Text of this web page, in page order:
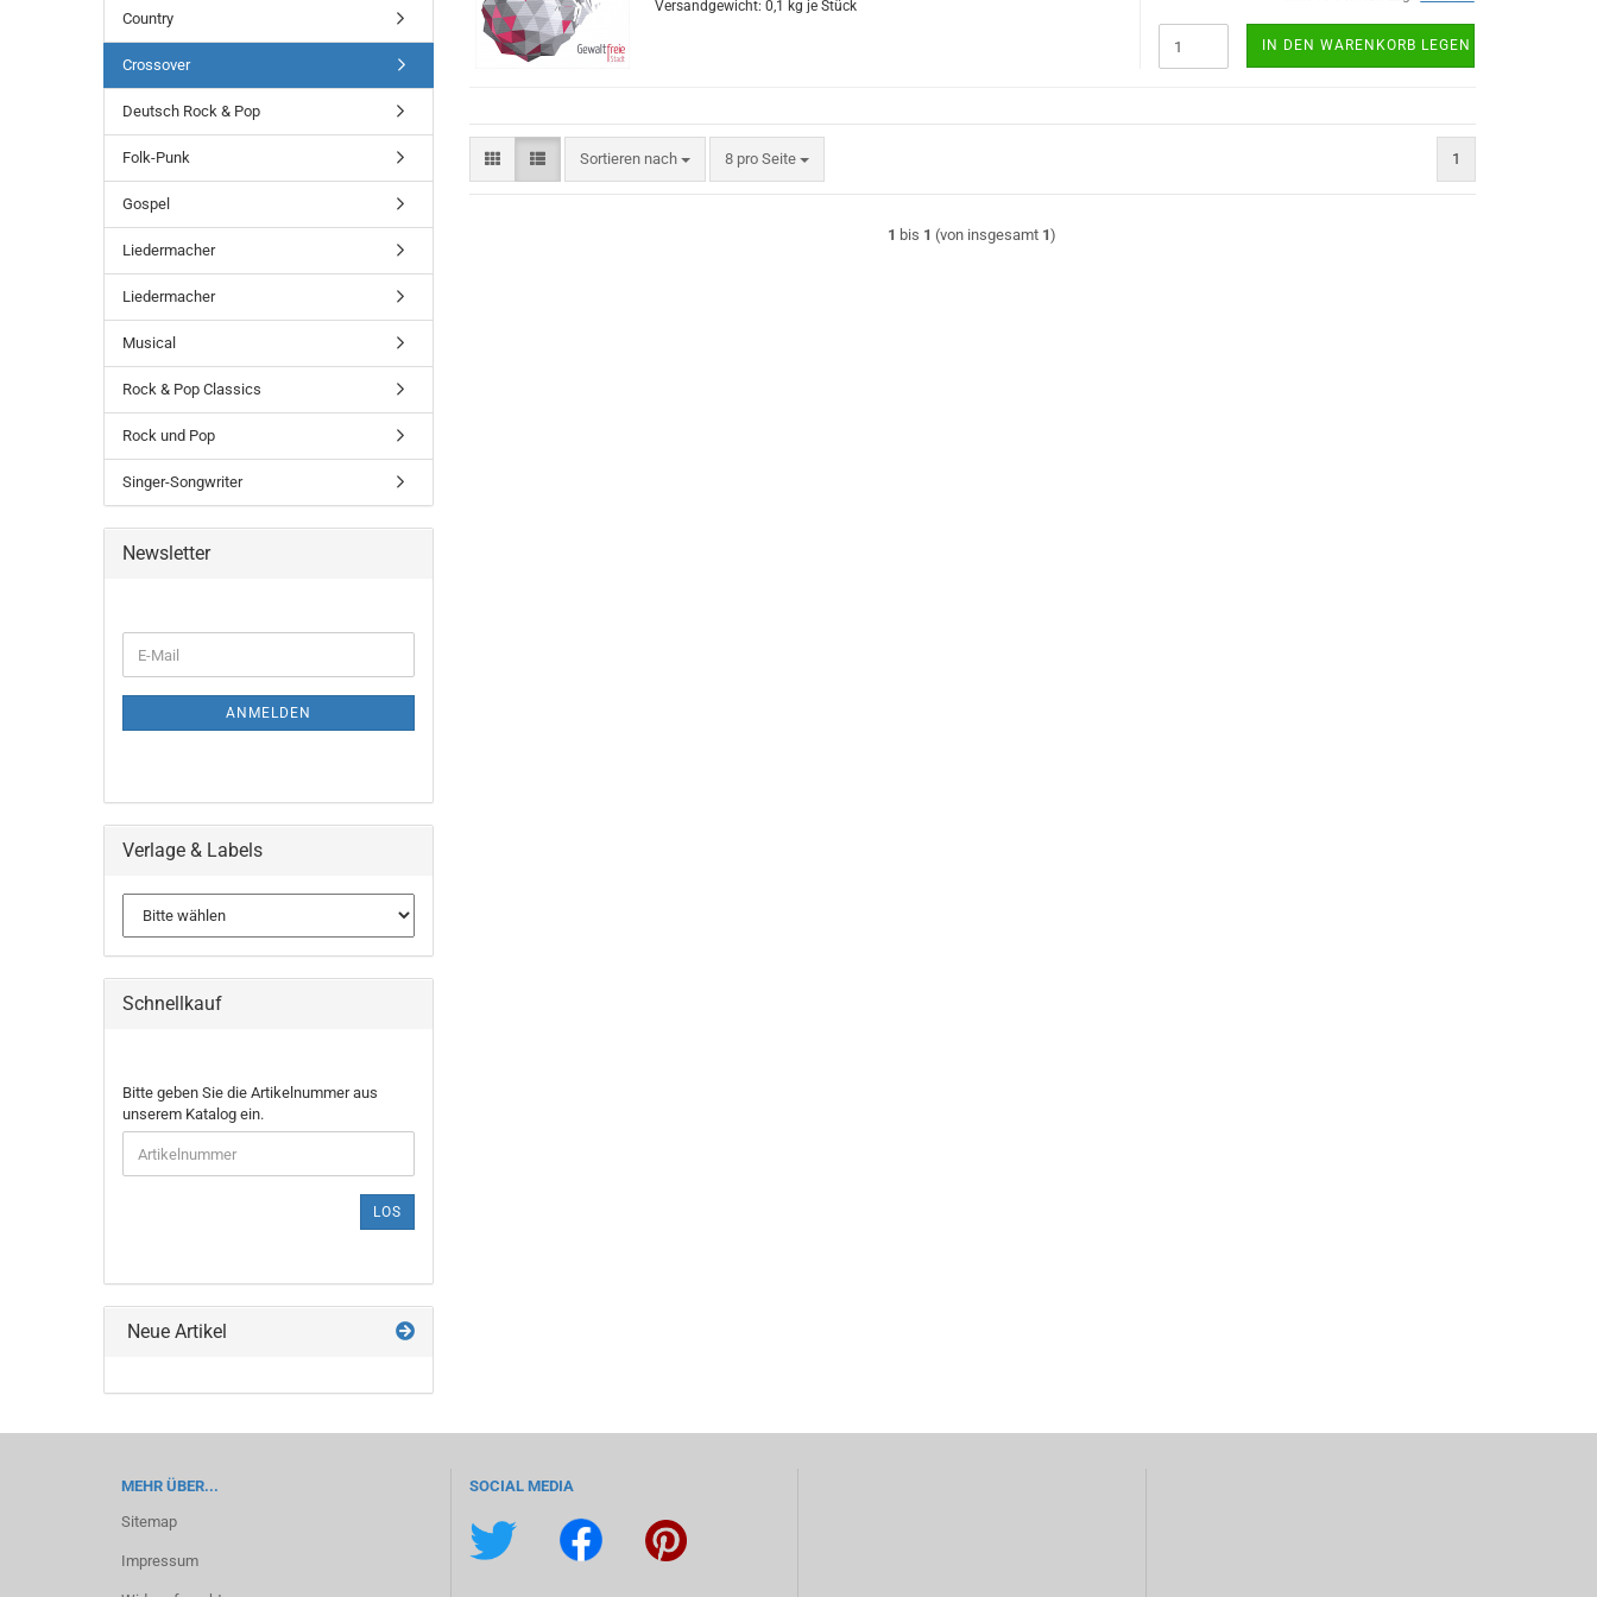
Versandgewicht: 0,1 kg je Stück
IN DEN WARENKORB LEGEN
Sortieren nach
Sortieren nach 8 pro Seite
pro Seite 1
1 bis 1 (von insgesamt 1)
Country
Crossover
Deutsch Rock & Pop
Folk-Punk
Gospel
Liedermacher
Liedermacher
Musical
Rock & Pop Classics
Rock und Pop
Singer-Songwriter
Newsletter
ZUR
E-
Mail
ANMELDEN
Verlage & Labels
Schnellkauf
BITTE
GEBEN
SIE
DIE
ARTIKELNUMMER
Bitte geben Sie die Artikelnummer aus
unserem Katalog ein.
LOS
Neue Artikel
MEHR ÜBER...
Sitemap
Impressum
SOCIAL MEDIA